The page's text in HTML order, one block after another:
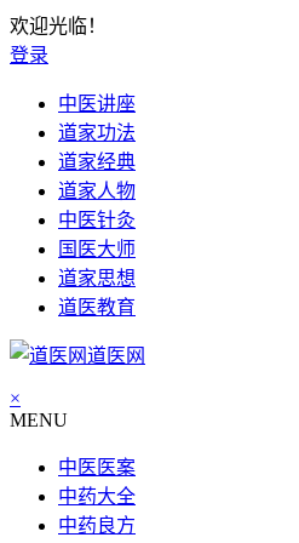
欢迎光临！
登录
中医讲座
道家功法
道家经典
道家人物
中医针灸
国医大师
道家思想
道医教育
道医网
×
MENU
中医医案
中药大全
中药良方